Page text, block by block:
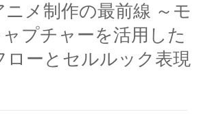
ニメ制作の最前線 ～モ
プチャーを活用した
ローとセルルック表現